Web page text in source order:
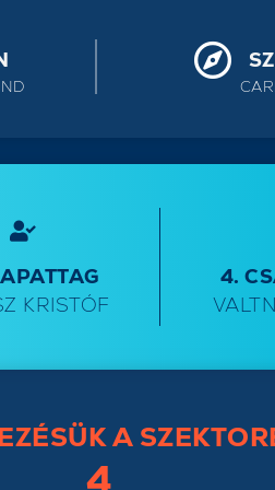
KRISTÓF
4.
A
4